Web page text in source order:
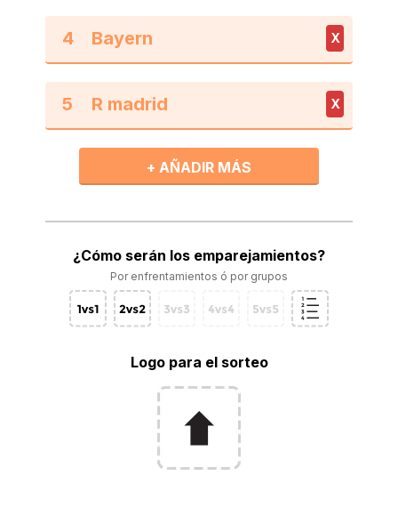
4 X
5 X
+ AÑADIR MÁS
¿Cómo serán los emparejamientos?
Por enfrentamientos ó por grupos
Logo para el sorteo